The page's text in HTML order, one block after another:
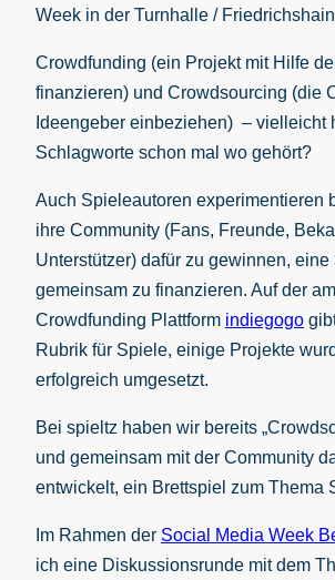
Week in der Turnhalle /
Crowdfunding (ein Projekt mit Hilfe
finanzieren) und Crowdsourcing (die
Ideengeber einbeziehen) – vielleicht
Schlagworte schon mal wo gehört?
Auch Spieleautoren experimentieren
ihre Community (Fans, Freunde,
Unterstützer) dafür zu gewinnen,
gemeinsam zu finanzieren. Auf der
Crowdfunding Plattform indiegogo
Rubrik für Spiele, einige Projekte
erfolgreich umgesetzt.
Bei spieltz haben wir bereits
und gemeinsam mit der Community
entwickelt, ein Brettspiel zum Thema
Im Rahmen der Social Media Week
ich eine Diskussionsrunde mit dem